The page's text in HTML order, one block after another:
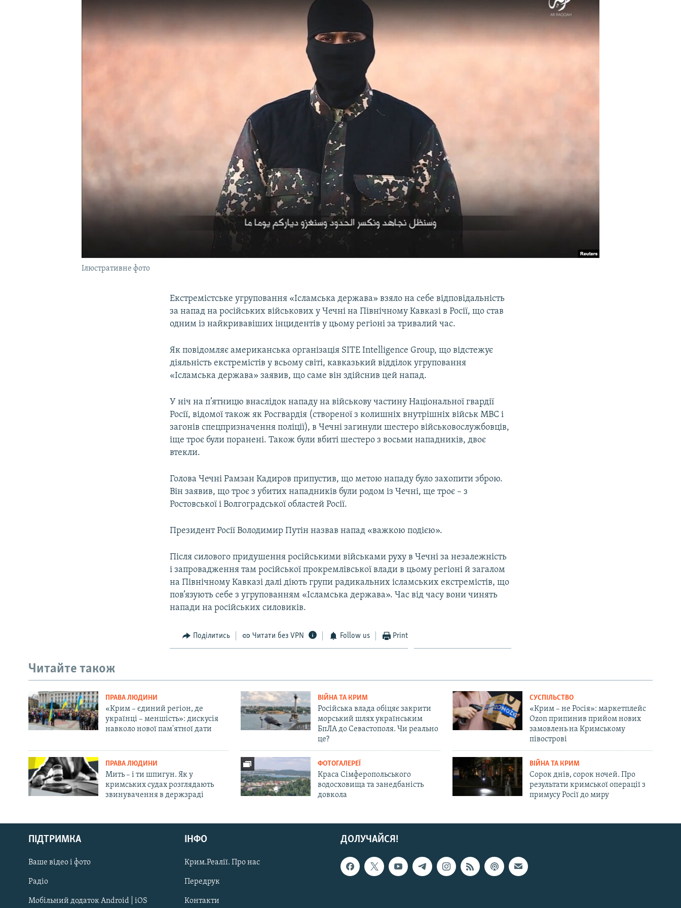
Русский
Qırımtatar
ДОЛУЧАЙСЯ!
Ілюстративне фото
Екстремістське угруповання «Ісламська держава» взяло на себе відповідальність
за напад на російських військових у Чечні на Північному Кавказі в Росії, що став
одним із найкривавіших інцидентів у цьому регіоні за тривалий час.
Як повідомляє американська організація SITE Intelligence Group, що відстежує
діяльність екстремістів у всьому світі, кавказький відділок угруповання
«Ісламська держава» заявив, що саме він здійснив цей напад.
У ніч на п’ятницю внаслідок нападу на військову частину Національної гвардії
Росії, відомої також як Росгвардія (створеної з колишніх внутрішніх військ МВС і
загонів спецпризначення поліції), в Чечні загинули шестеро військовослужбовців,
іще троє були поранені. Також були вбиті шестеро з восьми нападників, двоє
втекли.
Голова Чечні Рамзан Кадиров припустив, що метою нападу було захопити зброю.
Він заявив, що троє з убитих нападників були родом із Чечні, ще троє – з
Ростовської і Волгоградської областей Росії.
Президент Росії Володимир Путін назвав напад «важкою подією».
Після силового придушення російськими військами руху в Чечні за незалежність
і запровадження там російської прокремлівської влади в цьому регіоні й загалом
на Північному Кавказі далі діють групи радикальних ісламських екстремістів, що
пов’язують себе з угрупованням «Ісламська держава». Час від часу вони чинять
напади на російських силовиків.
Поділитись Читати без VPN Follow us Print
Читайте також
ПРАВА ЛЮДИНИ
«Крим – єдиний регіон, де
українці – меншість»: дискусія
навколо нової пам'ятної дати
ВІЙНА ТА КРИМ
Російська влада обіцяє закрити
морський шлях українським
БпЛА до Севастополя. Чи реально
це?
СУСПІЛЬСТВО
«Крим – не Росія»: маркетплейс
Ozon припинив прийом нових
замовлень на Кримському
півострові
ПРАВА ЛЮДИНИ
Мить – і ти шпигун. Як у
кримських судах розглядають
звинувачення в держзраді
ФОТОГАЛЕРЕЇ
Краса Сімферопольського
водосховища та занедбаність
довкола
ВІЙНА ТА КРИМ
Сорок днів, сорок ночей. Про
результати кримської операції з
примусу Росії до миру
ДОЛУЧАЙСЯ!
ПІДТРИМКА
Ваше відео і фото
Радіо
Мобільний додаток Android | iOS
ІНФО
Крим.Реалії. Про нас
Передрук
Контакти